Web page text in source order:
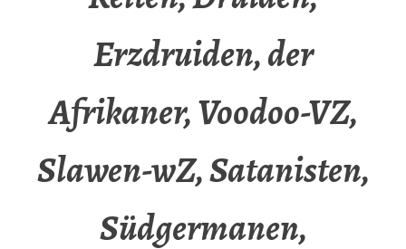
Erzdruiden, der
Afrikaner, Voodoo-VZ,
Slawen-wZ, Satanisten,
Südgermanen,